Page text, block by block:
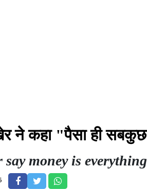
ने कहा "पैसा ही सबकुछ
money is